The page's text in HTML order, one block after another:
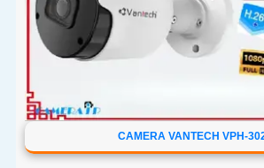
CAMERA VANTECH VPH-